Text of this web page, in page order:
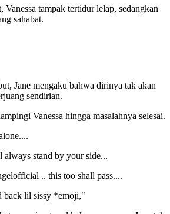
Vanessa tampak tertidur lelap, sedangkan
sahabat.
Jane mengaku bahwa dirinya tak akan
sendirian.
Vanessa hingga masalahnya selesai.
stand by your side...
.. this too shall pass....
back lil sissy *emoji,"